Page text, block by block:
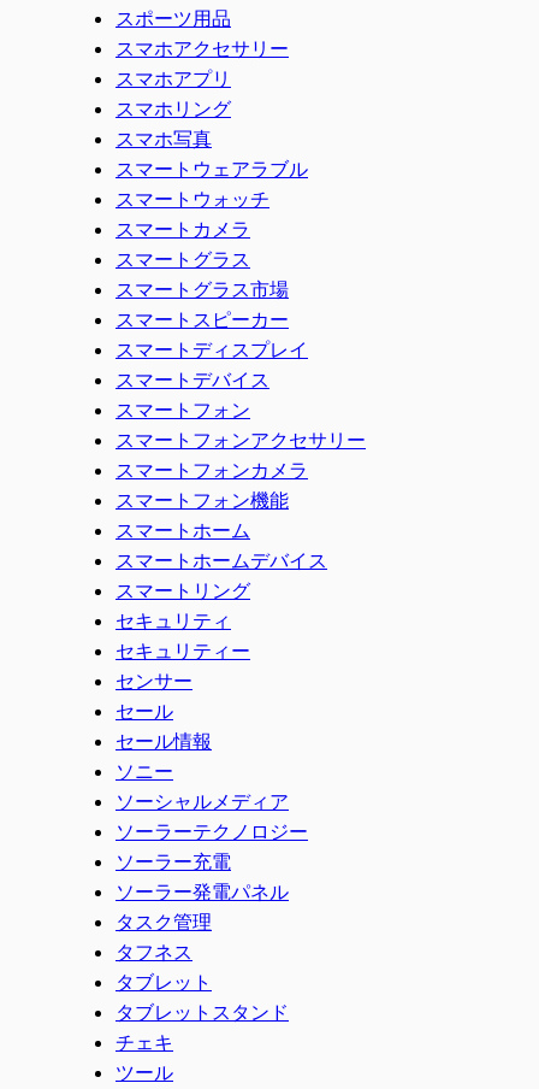
スポーツ用品
スマホアクセサリー
スマホアプリ
スマホリング
スマホ写真
スマートウェアラブル
スマートウォッチ
スマートカメラ
スマートグラス
スマートグラス市場
スマートスピーカー
スマートディスプレイ
スマートデバイス
スマートフォン
スマートフォンアクセサリー
スマートフォンカメラ
スマートフォン機能
スマートホーム
スマートホームデバイス
スマートリング
セキュリティ
セキュリティー
センサー
セール
セール情報
ソニー
ソーシャルメディア
ソーラーテクノロジー
ソーラー充電
ソーラー発電パネル
タスク管理
タフネス
タブレット
タブレットスタンド
チェキ
ツール